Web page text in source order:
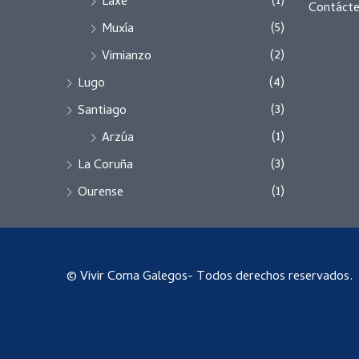
Muxía
(5)
Vimianzo
(2)
Lugo
(4)
Santiago
(3)
Arzúa
(1)
La Coruña
(3)
Ourense
(1)
© Vivir Coma Galegos- Todos derechos reservados.